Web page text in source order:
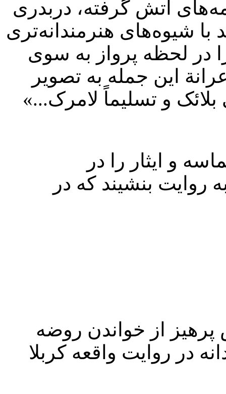
آتش گرفته، دربدری
با شیوه‌های هنرمندانه‌تری
در لحظه پرواز به سوی
این جمله به تصویر
و تسلیماً لامرک...»
و ایثار را در
بنشیند که در
از خواندن روضه
در روایت واقعه کربلا